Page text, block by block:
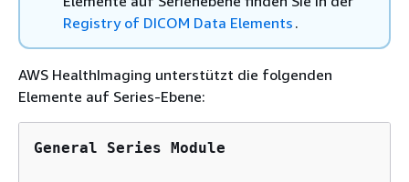
Registry of DICOM Data Elements .
AWS HealthImaging unterstützt die folgenden
Elemente auf Series-Ebene:
General Series Module